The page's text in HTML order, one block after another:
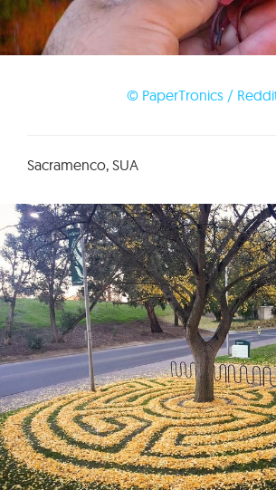
© PaperTronics /
Sacramenco, SUA